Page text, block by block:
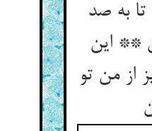
به صد
** این
از من تو